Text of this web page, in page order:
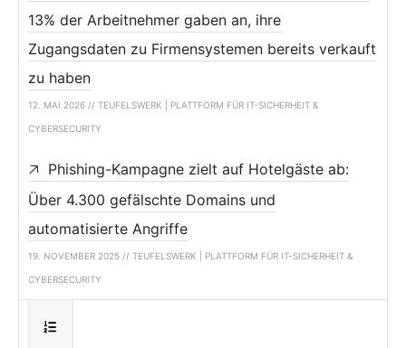
13% der Arbeitnehmer gaben an, ihre
Zugangsdaten zu Firmensystemen bereits verkauft
zu haben
12. MAI 2026 // TEUFELSWERK | PLATTFORM FÜR IT-SICHERHEIT &
CYBERSECURITY
Phishing-Kampagne zielt auf Hotelgäste ab:
Über 4.300 gefälschte Domains und
automatisierte Angriffe
19. NOVEMBER 2025 // TEUFELSWERK | PLATTFORM FÜR IT-SICHERHEIT &
CYBERSECURITY